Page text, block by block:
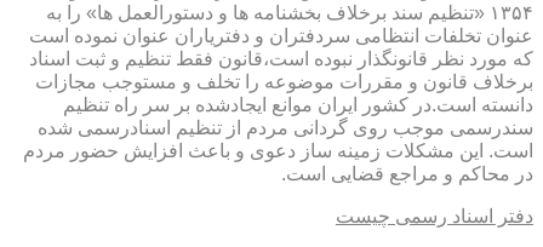
۱۳۵۴ «تنظیم سند برخلاف بخشنامه ها و دستورالعمل ها» را به
عنوان تخلفات انتظامی سردفتران و دفتریاران عنوان نموده است
که مورد نظر قانونگذار نبوده است،قانون فقط تنظیم و ثبت اسناد
برخلاف قانون و مقررات موضوعه را تخلف و مستوجب مجازات
دانسته است.در کشور ایران موانع ایجادشده بر سر راه تنظیم
سندرسمی موجب روی گردانی مردم از تنظیم اسنادرسمی شده
است. این مشکلات زمینه ساز دعوی و باعث افزایش حضور مردم
در محاکم و مراجع قضایی است.
دفتر اسناد رسمی چیست